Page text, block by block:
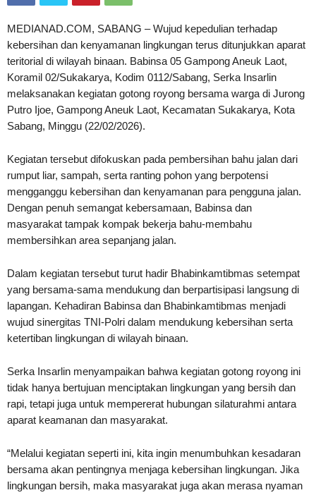
MEDIANAD.COM, SABANG – Wujud kepedulian terhadap
kebersihan dan kenyamanan lingkungan terus ditunjukkan aparat
teritorial di wilayah binaan. Babinsa 05 Gampong Aneuk Laot,
Koramil 02/Sukakarya, Kodim 0112/Sabang, Serka Insarlin
melaksanakan kegiatan gotong royong bersama warga di Jurong
Putro Ijoe, Gampong Aneuk Laot, Kecamatan Sukakarya, Kota
Sabang, Minggu (22/02/2026).
Kegiatan tersebut difokuskan pada pembersihan bahu jalan dari
rumput liar, sampah, serta ranting pohon yang berpotensi
mengganggu kebersihan dan kenyamanan para pengguna jalan.
Dengan penuh semangat kebersamaan, Babinsa dan
masyarakat tampak kompak bekerja bahu-membahu
membersihkan area sepanjang jalan.
Dalam kegiatan tersebut turut hadir Bhabinkamtibmas setempat
yang bersama-sama mendukung dan berpartisipasi langsung di
lapangan. Kehadiran Babinsa dan Bhabinkamtibmas menjadi
wujud sinergitas TNI-Polri dalam mendukung kebersihan serta
ketertiban lingkungan di wilayah binaan.
Serka Insarlin menyampaikan bahwa kegiatan gotong royong ini
tidak hanya bertujuan menciptakan lingkungan yang bersih dan
rapi, tetapi juga untuk mempererat hubungan silaturahmi antara
aparat keamanan dan masyarakat.
“Melalui kegiatan seperti ini, kita ingin menumbuhkan kesadaran
bersama akan pentingnya menjaga kebersihan lingkungan. Jika
lingkungan bersih, maka masyarakat juga akan merasa nyaman